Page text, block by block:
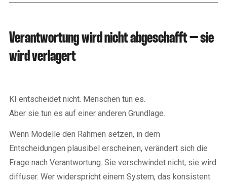
Verantwortung wird nicht abgeschafft – sie
wird verlagert
KI entscheidet nicht. Menschen tun es.
Aber sie tun es auf einer anderen Grundlage.
Wenn Modelle den Rahmen setzen, in dem
Entscheidungen plausibel erscheinen, verändert sich die
Frage nach Verantwortung. Sie verschwindet nicht, sie wird
diffuser. Wer widerspricht einem System, das konsistent